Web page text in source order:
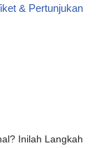
& Pertunjukan
Inilah Langkah